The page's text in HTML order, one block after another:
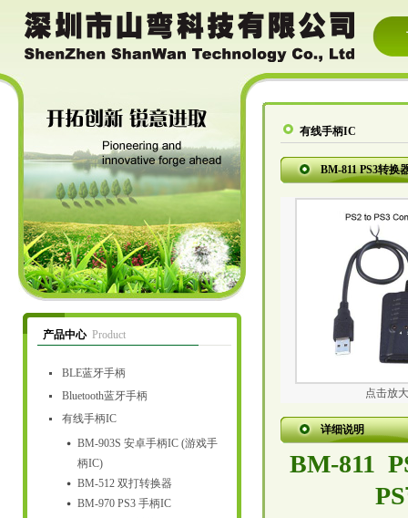
产品中心 Product
BLE蓝牙手柄
Bluetooth蓝牙手柄
有线手柄IC
BM-903S 安卓手柄IC (游戏手
柄IC)
BM-512 双打转换器
BM-970 PS3 手柄IC
有线手柄IC
BM-811 PS3转换
点击放
详细说明
BM-811
PS